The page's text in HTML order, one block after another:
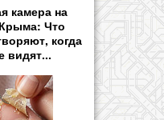
камера на
Что
когда
видят...